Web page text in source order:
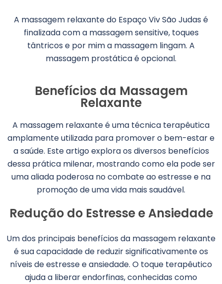
A massagem relaxante do Espaço Viv São Judas é
finalizada com a massagem sensitive, toques
tântricos e por mim a massagem lingam. A
massagem prostática é opcional.
Benefícios da Massagem
Relaxante
A massagem relaxante é uma técnica terapêutica
amplamente utilizada para promover o bem-estar e
a saúde. Este artigo explora os diversos benefícios
dessa prática milenar, mostrando como ela pode ser
uma aliada poderosa no combate ao estresse e na
promoção de uma vida mais saudável.
Redução do Estresse e Ansiedade
Um dos principais benefícios da massagem relaxante
é sua capacidade de reduzir significativamente os
níveis de estresse e ansiedade. O toque terapêutico
ajuda a liberar endorfinas, conhecidas como